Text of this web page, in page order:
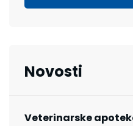
Novosti
Veterinarske